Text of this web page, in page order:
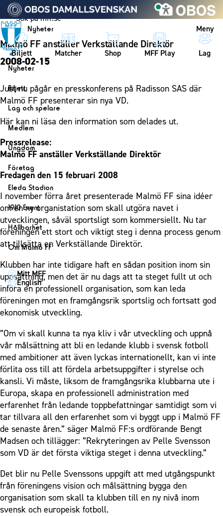
Vidare till innehållet
Nyheter Meny
Biljett Matcher Shop MFF Play Lag
Nyheter
Nyheter
Kalender
Biljett
Biljett
Årskort herr
Mitt MFF
Biljetter till bortamatcher
Biljettvillkor
Lag och spelare
Lag
Herrlaget
Spelare
Ledarstab
Damlaget
Spelare
Ledarstab
Medlem
Medlemskap i Malmö FF
Årsmöte 2026
Ungdom
MFF Ungdom
Sommarfotboll
Skånecupen
Fotbollsskolan
Fotbollsnätverket
P19
F19
P17
F17
Malmö Trophy
Företag
Bli företagspartner
Nätverket
Klubbstolar
Partner dam
Eleda Stadion
Eleda Stadion
Erics Bar & Restaurang
Matchdag på Eleda Stadion
MFF-museet & rundvandringar
1910 Event
1910 Event
Fest & Event
Möte
Mässa
Sommarfest
Julshow
Inspiration
Vanliga frågor om 1910 Event
Hållbarhet
Hållbarhet
Himmelsblå framtid – en match för miljön
MFF i samhället
Laget för alla
Nattfotboll
Karriärakademin
Grundskolefotboll mot rasismer
Skolakademier
Fonder
Om Malmö FF
Om Malmö FF
Kontakt
Press och media
Historik – herrlaget
Närstående organisationer
Policydokument
Personuppgiftspolicy
Mitt MFF
English
Malmö FF anställer Verkställande Direktör
2008-02-15
Just nu pågår en presskonferens på Radisson SAS där
Malmö FF presenterar sin nya VD.
Här kan ni läsa den information som delades ut.
Pressrelease:
Malmö FF anställer Verkställande Direktör
Fredagen den 15 februari 2008
I november förra året presenterade Malmö FF sina idéer
om en ny organistation som skall utgöra navet i
utvecklingen, såväl sportsligt som kommersiellt. Nu tar
föreningen ett stort och viktigt steg i denna process genom
att tillsätta en Verkställande Direktör.
Klubben har inte tidigare haft en sådan position inom sin
uppsättning, men det är nu dags att ta steget fullt ut och
införa en professionell organisation, som kan leda
föreningen mot en framgångsrik sportslig och fortsatt god
ekonomisk utveckling.
”Om vi skall kunna ta nya kliv i vår utveckling och uppnå
vår målsättning att bli en ledande klubb i svensk fotboll
med ambitioner att även lyckas internationellt, kan vi inte
förlita oss till att fördela arbetsuppgifter i styrelse och
kansli. Vi måste, liksom de framgångsrika klubbarna ute i
Europa, skapa en professionell administration med
erfarenhet från ledande toppbefattningar samtidigt som vi
tar tillvara all den erfarenhet som vi byggt upp i Malmö FF
de senaste åren.” säger Malmö FF:s ordförande Bengt
Madsen och tillägger: ”Rekryteringen av Pelle Svensson
som VD är det första viktiga steget i denna utveckling.”
Det blir nu Pelle Svenssons uppgift att med utgångspunkt
från föreningens vision och målsättning bygga den
organisation som skall ta klubben till en ny nivå inom
svensk och europeisk fotboll.